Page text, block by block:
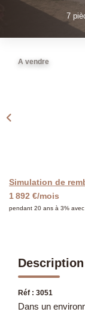
7
A vendre
Simulation de
1 892 €/mois
pendant 20 ans à 3%
Description
Réf : 3051
Dans un